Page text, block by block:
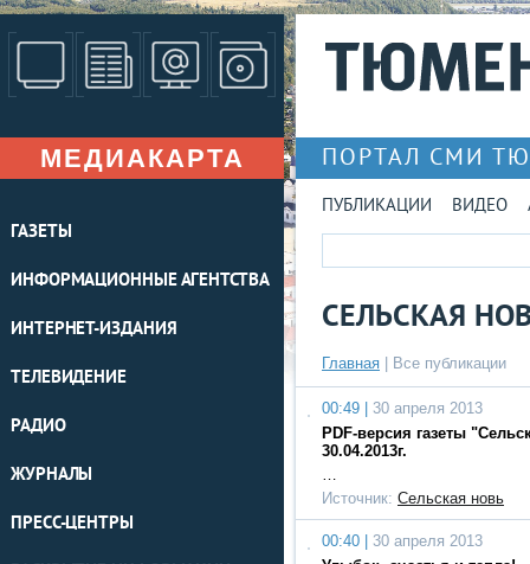
МЕДИАКАРТА
ГАЗЕТЫ
ИНФОРМАЦИОННЫЕ АГЕНТСТВА
ИНТЕРНЕТ-ИЗДАНИЯ
ТЕЛЕВИДЕНИЕ
РАДИО
ЖУРНАЛЫ
ПРЕСС-ЦЕНТРЫ
ПОРТАЛ СМИ
ПУБЛИКАЦИИ ВИДЕО
СЕЛЬСКАЯ
Главная Все публикации
00:49 |
30 апреля 2013
PDF-версия газеты
30.04.2013г.
…
Источник: Сельская новь
00:40 |
30 апреля 2013